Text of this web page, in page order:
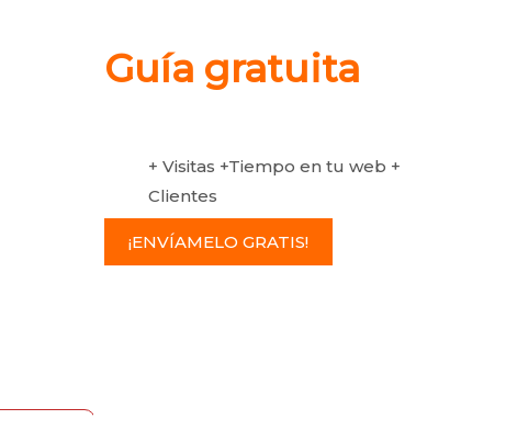
Guía gratuita
+ Visitas +Tiempo en tu web +
Clientes
¡ENVÍAMELO GRATIS!